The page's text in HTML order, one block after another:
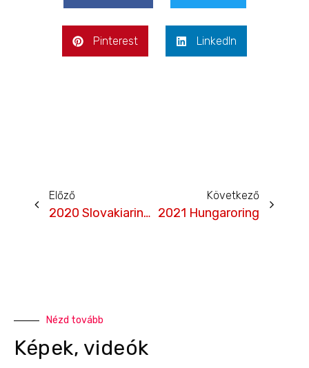
Pinterest LinkedIn
Előző
2020 Slovakiaring II.
Következő
2021 Hungaroring
Nézd tovább
Képek, videók